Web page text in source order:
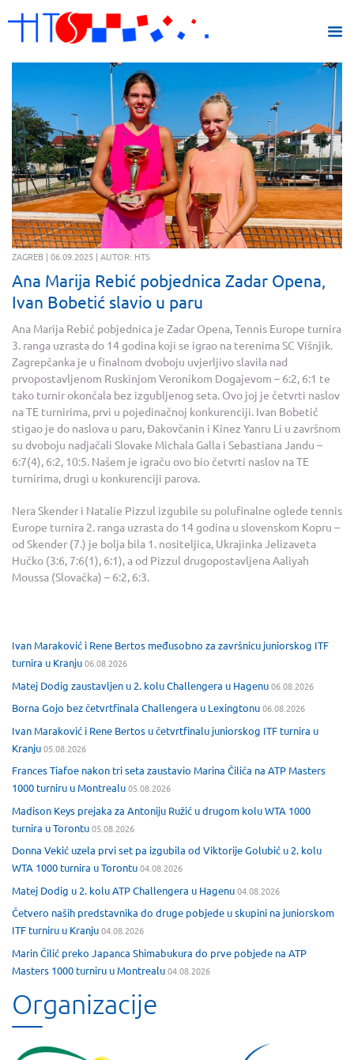
ZAGREB | 06.09.2025 | AUTOR: HTS
Ana Marija Rebić pobjednica Zadar Opena,
Ivan Bobetić slavio u paru
Ana Marija Rebić pobjednica je Zadar Opena, Tennis Europe turnira
3. ranga uzrasta do 14 godina koji se igrao na terenima SC Višnjik.
Zagrepčanka je u finalnom dvoboju uvjerljivo slavila nad
prvopostavljenom Ruskinjom Veronikom Dogajevom – 6:2, 6:1 te
tako turnir okončala bez izgubljenog seta. Ovo joj je četvrti naslov
na TE turnirima, prvi u pojedinačnoj konkurenciji. Ivan Bobetić
stigao je do naslova u paru, Đakovčanin i Kinez Yanru Li u završnom
su dvoboju nadjačali Slovake Michala Galla i Sebastiana Jandu –
6:7(4), 6:2, 10:5. Našem je igraču ovo bio četvrti naslov na TE
turnirima, drugi u konkurenciji parova.
Nera Skender i Natalie Pizzul izgubile su polufinalne oglede tennis
Europe turnira 2. ranga uzrasta do 14 godina u slovenskom Kopru –
od Skender (7.) je bolja bila 1. nositeljica, Ukrajinka Jelizaveta
Hučko (3:6, 7:6(1), 6:1), a od Pizzul drugopostavljena Aaliyah
Moussa (Slovačka) – 6:2, 6:3.
Ivan Maraković i Rene Bertos međusobno za završnicu juniorskog ITF
turnira u Kranju06.08.2026
Matej Dodig zaustavljen u 2. kolu Challengera u Hagenu06.08.2026
Borna Gojo bez četvrtfinala Challengera u Lexingtonu06.08.2026
Ivan Maraković i Rene Bertos u četvrtfinalu juniorskog ITF turnira u
Kranju05.08.2026
Frances Tiafoe nakon tri seta zaustavio Marina Čilića na ATP Masters
1000 turniru u Montrealu05.08.2026
Madison Keys prejaka za Antoniju Ružić u drugom kolu WTA 1000
turnira u Torontu05.08.2026
Donna Vekić uzela prvi set pa izgubila od Viktorije Golubić u 2. kolu
WTA 1000 turnira u Torontu04.08.2026
Matej Dodig u 2. kolu ATP Challengera u Hagenu04.08.2026
Četvero naših predstavnika do druge pobjede u skupini na juniorskom
ITF turniru u Kranju04.08.2026
Marin Čilić preko Japanca Shimabukura do prve pobjede na ATP
Masters 1000 turniru u Montrealu04.08.2026
Organizacije